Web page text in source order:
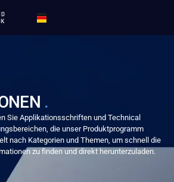
.
Sie Applikationsschriften und Technical
die unser Produktprogramm
nach Kategorien und Themen, um schnell die
zu finden und direkt herunterzuladen.